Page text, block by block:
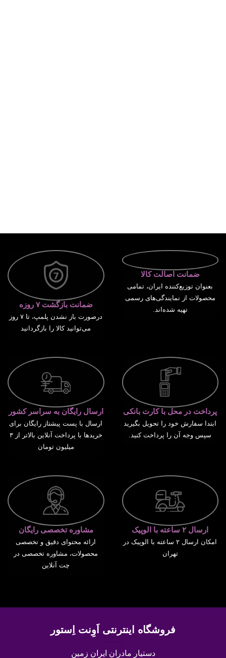
ضمانت اصالت کالا
بعنوان توزیع‌کننده ایران، تمامی
محصولات از نمایندگی‌های رسمی
تهیه شده‌اند.
ضمانت بازگشت ۷ روزه
درصورت باز نشدن پلمپ، تا ۷ روز
می‌توانید کالا را بازگردانید
پرداخت در محل با کارت بانکی
ابتدا سفارش خود را تحویل بگیرید
سپس وجه آن را پرداخت کنید.
ارسال رایگان به سراسر کشور
ارسال با پست پیشتاز رایگان برای
خریدها با پرداخت آنلاین بالاتر از ۳
میلیون تومان
ارسال ۲ ساعته با الوپیک
امکان ارسال ۲ ساعته با الوپیک در
تهران
مشاوره تخصصی رایگان
ارائه محتوای دقیق و تخصصی
محصولات، مشاوره تخصصی در
چت آنلاین
فروشگاه اینترنتی اَوِنت اِستور
دستیار مادران ایران زمین